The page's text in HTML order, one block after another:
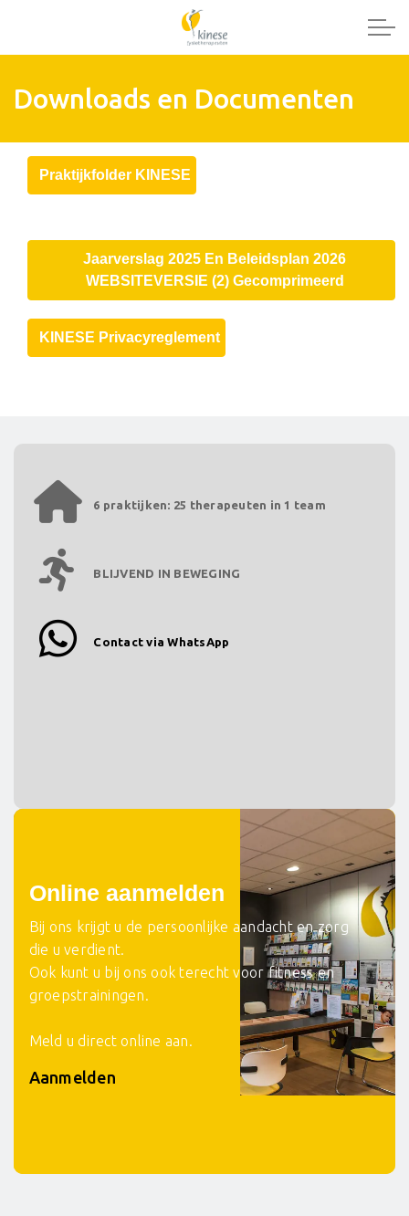
Downloads en Documenten
Praktijkfolder KINESE
Jaarverslag 2025 En Beleidsplan 2026
WEBSITEVERSIE (2) Gecomprimeerd
KINESE Privacyreglement
6 praktijken: 25 therapeuten in 1 team
BLIJVEND IN BEWEGING
Contact via WhatsApp
Online aanmelden
Bij ons krijgt u de persoonlijke aandacht en zorg
die u verdient.
Ook kunt u bij ons ook terecht voor fitness en
groepstrainingen.
Meld u direct online aan.
Aanmelden